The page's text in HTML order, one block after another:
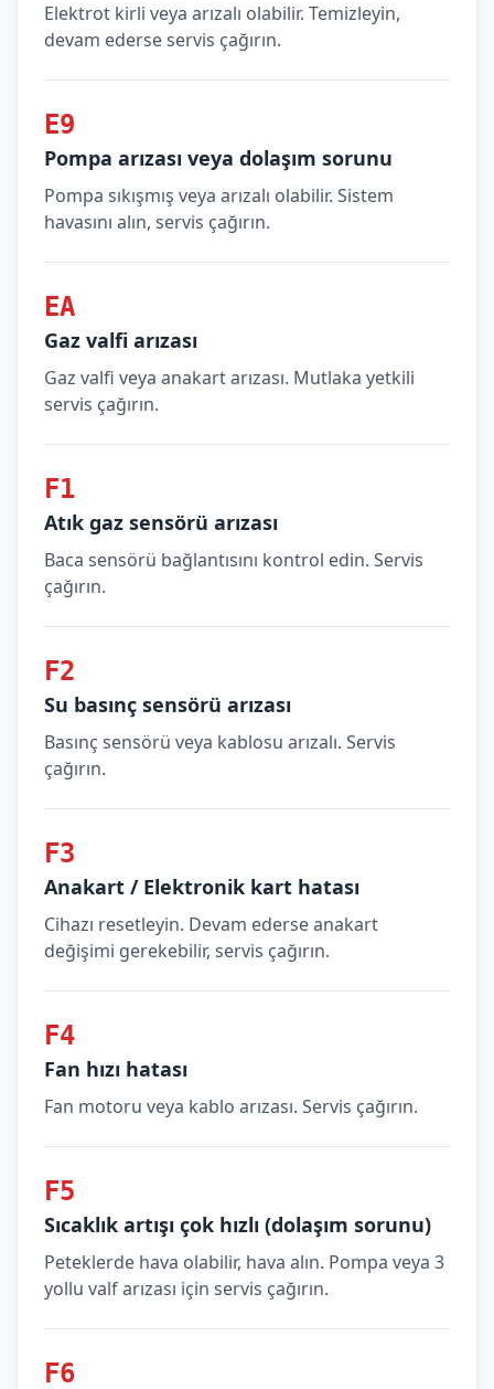
Elektrot kirli veya arızalı olabilir. Temizleyin,
devam ederse servis çağırın.
E9
Pompa arızası veya dolaşım sorunu
Pompa sıkışmış veya arızalı olabilir. Sistem
havasını alın, servis çağırın.
EA
Gaz valfi arızası
Gaz valfi veya anakart arızası. Mutlaka yetkili
servis çağırın.
F1
Atık gaz sensörü arızası
Baca sensörü bağlantısını kontrol edin. Servis
çağırın.
F2
Su basınç sensörü arızası
Basınç sensörü veya kablosu arızalı. Servis
çağırın.
F3
Anakart / Elektronik kart hatası
Cihazı resetleyin. Devam ederse anakart
değişimi gerekebilir, servis çağırın.
F4
Fan hızı hatası
Fan motoru veya kablo arızası. Servis çağırın.
F5
Sıcaklık artışı çok hızlı (dolaşım sorunu)
Peteklerde hava olabilir, hava alın. Pompa veya 3
yollu valf arızası için servis çağırın.
F6